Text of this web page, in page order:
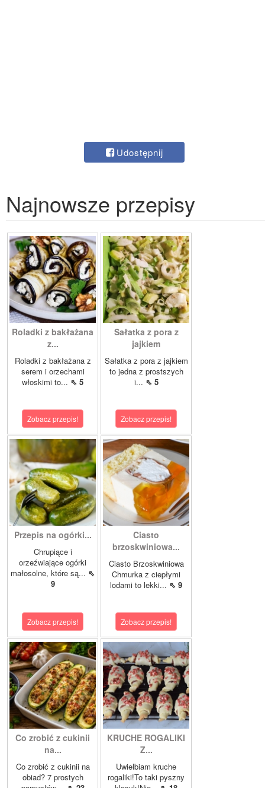
Udostępnij
Najnowsze przepisy
Roladki z bakłażana
z...
Roladki z bakłażana z
serem i orzechami
włoskimi to... ⇖ 5
Zobacz przepis!
Sałatka z pora z
jajkiem
Sałatka z pora z jajkiem
to jedna z prostszych
i... ⇖ 5
Zobacz przepis!
Przepis na ogórki...
Chrupiące i
orzeźwiające ogórki
małosolne, które są... ⇖
9
Zobacz przepis!
Ciasto
brzoskwiniowa...
Ciasto Brzoskwiniowa
Chmurka z ciepłymi
lodami to lekki... ⇖ 9
Zobacz przepis!
Co zrobić z cukinii
na...
Co zrobić z cukinii na
obiad? 7 prostych
KRUCHE ROGALIKI
Z...
Uwielbiam kruche
rogaliki!To taki pyszny